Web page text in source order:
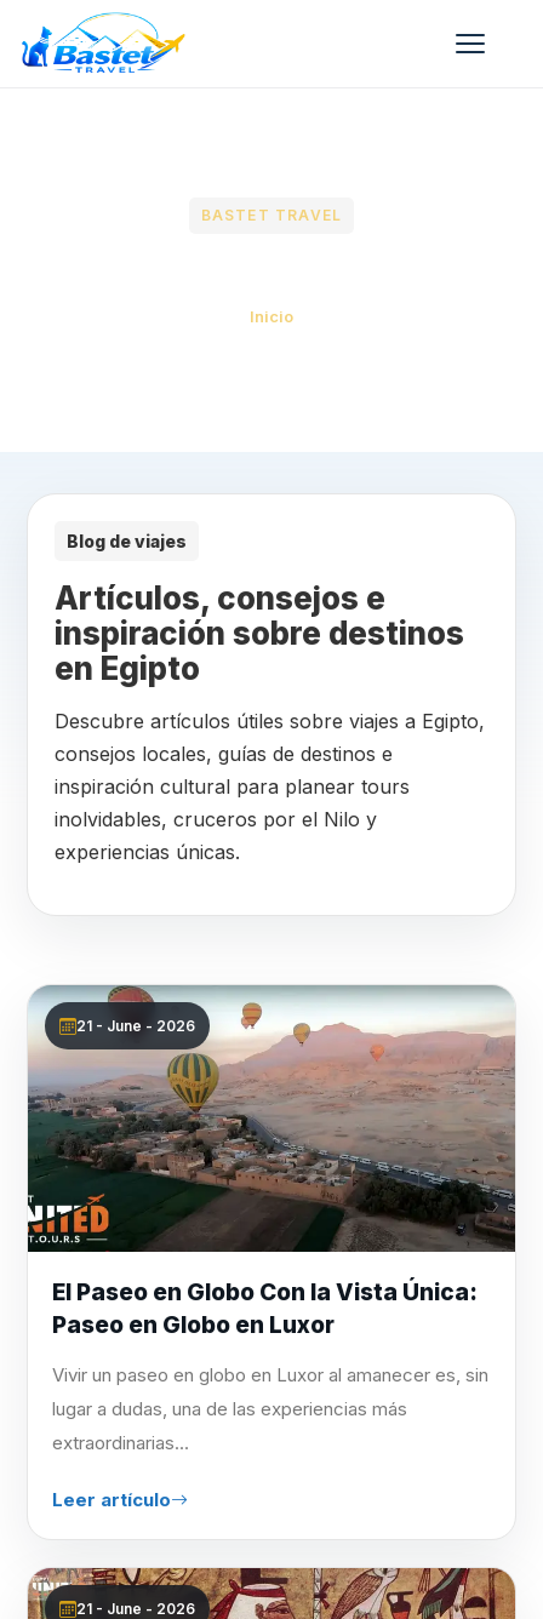
BASTET TRAVEL
Inicio
Blog de viajes
Artículos, consejos e
inspiración sobre destinos
en Egipto
Descubre artículos útiles sobre viajes a Egipto,
consejos locales, guías de destinos e
inspiración cultural para planear tours
inolvidables, cruceros por el Nilo y
experiencias únicas.
21 - June - 2026
El Paseo en Globo Con la Vista Única:
Paseo en Globo en Luxor
Vivir un paseo en globo en Luxor al amanecer es, sin
lugar a dudas, una de las experiencias más
extraordinarias...
Leer artículo
21 - June - 2026